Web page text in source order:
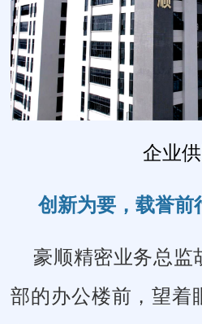
企业
创新为要，载誉前
豪顺精密业务总监
部的办公楼前，望着